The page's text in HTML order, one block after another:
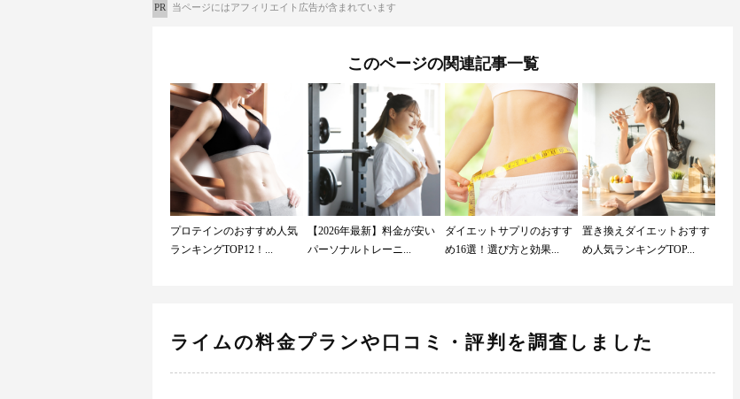
PR 当ページにはアフィリエイト広告が含まれています
このページの関連記事一覧
プロテインのおすすめ人気
ランキングTOP12！...
【2026年最新】料金が安い
パーソナルトレーニ...
ダイエットサプリのおすす
め16選！選び方と効果...
置き換えダイエットおすす
め人気ランキングTOP...
ライムの料金プランや口コミ・評判を調査しました